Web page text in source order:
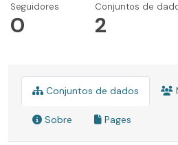
Seguidores
0
Conjuntos de
2
Conjuntos de dados
Sobre Pages